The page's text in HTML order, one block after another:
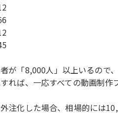
が「8,000人」以上いるので
れば、一応すべての動画制
注化した場合、相場的には